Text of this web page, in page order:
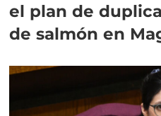
el plan de
de salmón en